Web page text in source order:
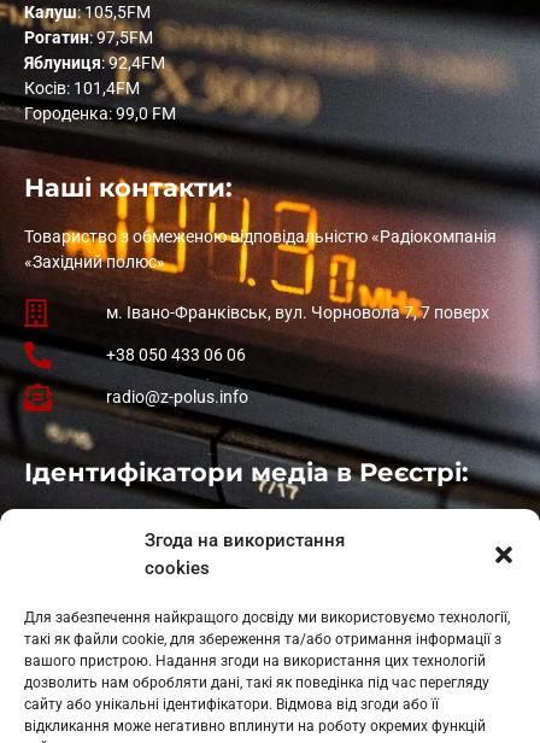
Згода на використання
cookies
Для забезпечення найкращого досвіду ми використовуємо технології,
такі як файли cookie, для збереження та/або отримання інформації з
вашого пристрою. Надання згоди на використання цих технологій
дозволить нам обробляти дані, такі як поведінка під час перегляду
сайту або унікальні ідентифікатори. Відмова від згоди або її
відкликання може негативно вплинути на роботу окремих функцій
Калуш: 105,5FM
Рогатин: 97,5FM
Яблуниця: 92,4FM
Косів: 101,4FM
Городенка: 99,0 FM
Наші контакти:
Товариство з обмеженою відповідальністю «Радіокомпанія
«Західний полюс»
м. Івано-Франківськ, вул. Чорновола 7, 7 поверх
+38 050 433 06 06
radio@z-polus.info
Ідентифікатори медіа в Реєстрі:
: L11-01410
: L11-01801
Косів: L11-01805
Гарасимів: L11-02274